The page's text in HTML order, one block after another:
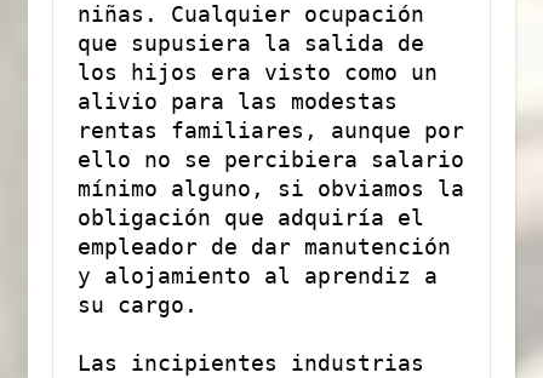
niñas. Cualquier ocupación
que supusiera la salida de
los hijos era visto como un
alivio para las modestas
rentas familiares, aunque por
ello no se percibiera salario
mínimo alguno, si obviamos la
obligación que adquiría el
empleador de dar manutención
y alojamiento al aprendiz a
su cargo.
Las incipientes industrias